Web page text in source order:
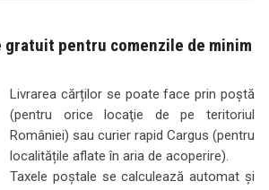
pentru comenzile de minim
Livrarea cărților se poate face prin poştă
(pentru orice locaţie de pe teritoriul
României) sau curier rapid Cargus (pentru
localitățile aflate în aria de acoperire).
Taxele poştale se calculează automat şi